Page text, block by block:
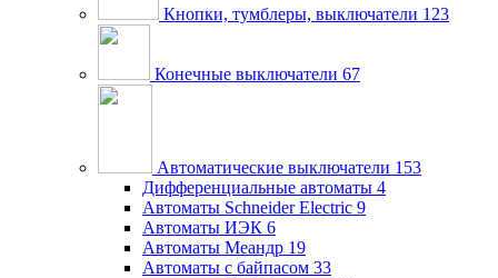
Кнопки, тумблеры, выключатели 123
Конечные выключатели 67
Автоматические выключатели 153
Дифференциальные автоматы 4
Автоматы Schneider Electric 9
Автоматы ИЭК 6
Автоматы Меандр 19
Автоматы с байпасом 33